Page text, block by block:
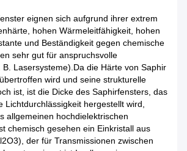
eignen sich aufgrund ihrer extrem
hohen Wärmeleitfähigkeit, hohen
und Beständigkeit gegen chemische
sehr gut für anspruchsvolle
Lasersysteme).Da die Härte von Saphir
wird und seine strukturelle
ist, ist die Dicke des Saphirfensters, das
Lichtdurchlässigkeit hergestellt wird,
allgemeinen hochdielektrischen
chemisch gesehen ein Einkristall aus
der für Transmissionen zwischen